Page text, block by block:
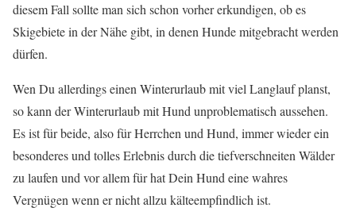
diesem Fall sollte man sich schon vorher erkundigen, ob es
Skigebiete in der Nähe gibt, in denen Hunde mitgebracht werden
dürfen.
Wen Du allerdings einen Winterurlaub mit viel Langlauf planst,
so kann der Winterurlaub mit Hund unproblematisch aussehen.
Es ist für beide, also für Herrchen und Hund, immer wieder ein
besonderes und tolles Erlebnis durch die tiefverschneiten Wälder
zu laufen und vor allem für hat Dein Hund eine wahres
Vergnügen wenn er nicht allzu kälteempfindlich ist.